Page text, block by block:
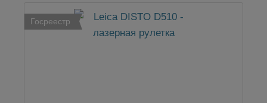
Госреестр